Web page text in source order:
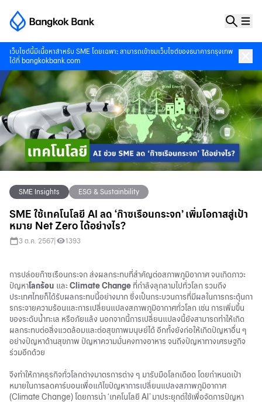
เว็บไซต์นี้มีเนื้อหาสำหรับ SME โดยเฉพาะ สามารถเข้าชมเว็บไซต์ของธนาคารกรุงเทพ
ได้ที่ bangkokbank.com
SME Insights ESG & Sustainbility
SME ใช้เทคโนโลยี AI ลด ‘ก๊าซเรือนกระจก’ เพิ่มโอกาสสู่เป้า
หมาย Net Zero ได้อย่างไร?
3 ต.ค. 2567 1393
การปล่อยก๊าซเรือนกระจก ส่งผลกระทบที่สำคัญต่อสภาพภูมิอากาศ จนเกิดภาวะ
ปัญหาโลกร้อน และClimate Change ที่กำลังลุกลามไปทั่วโลก รวมถึง
ประเทศไทยก็ได้รับผลกระทบนี้อย่างมาก ซึ่งเป็นกระบวนการที่มีผลในการกระตุ้นกา
รกระจายความร้อนและการเปลี่ยนแปลงสภาพภูมิอากาศทั่วโลก เช่น การเพิ่มขึ้น
ของระดับน้ำทะเล หรือภัยแล้ง นอกจากนี้การเปลี่ยนแปลงนี้ยังสามารถทำให้เกิด
ผลกระทบต่อสิ่งแวดล้อมและต่อสุขภาพมนุษย์ได้ อีกทั้งยังก่อให้เกิดปัญหาอื่น ๆ
อย่างปัญหาด้านสุขภาพ ปัญหาความมั่นคงทางอาหาร จนถึงปัญหาทางเศรษฐกิจ
ร่วมอีกด้วย
จึงทำให้ภาคธุรกิจทั่วโลกต่างมาตรการต่าง ๆ มารับมือโลกเดือด โดยกำหนดเป้า
หมายในการลดคาร์บอนเพื่อแก้ไขปัญหาการเปลี่ยนแปลงสภาพภูมิอากาศ
(Climate Change) โดยการนำ ‘เทคโนโลยี AI ’ มาประยุกต์ใช้เพื่อจัดการปัญหา